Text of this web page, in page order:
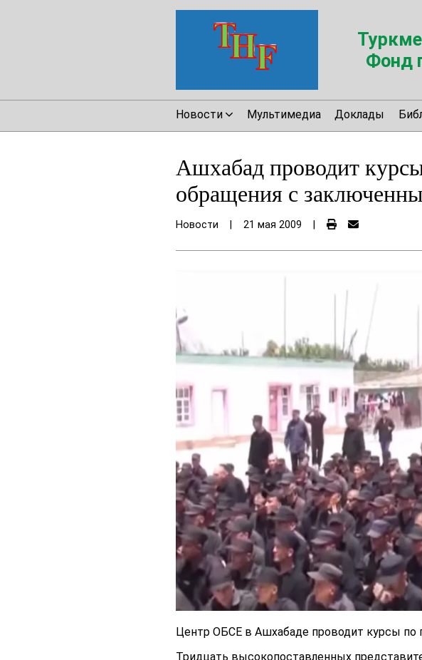
Фонд
Новости Мультимедиа Доклады
Ашхабад проводит
обращения с
Новости 21 мая 2009
Центр ОБСЕ в Ашхабаде проводит курсы
Тридцать высокопоставленных